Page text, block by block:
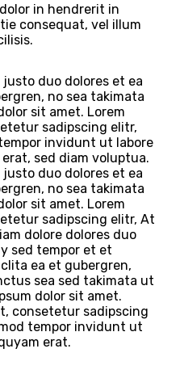
in hendrerit in
consequat, vel illum
duo dolores et ea
no sea takimata
sit amet. Lorem
sadipscing elitr,
invidunt ut labore
sed diam voluptua.
duo dolores et ea
no sea takimata
sit amet. Lorem
sadipscing elitr, At
dolore dolores duo
sed tempor et et
ea et gubergren,
sea sed takimata ut
dolor sit amet.
consetetur sadipscing
tempor invidunt ut
erat.